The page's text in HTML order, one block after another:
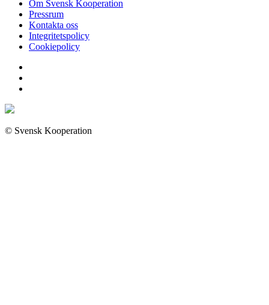
Om Svensk Kooperation
Pressrum
Kontakta oss
Integritetspolicy
Cookiepolicy
© Svensk Kooperation